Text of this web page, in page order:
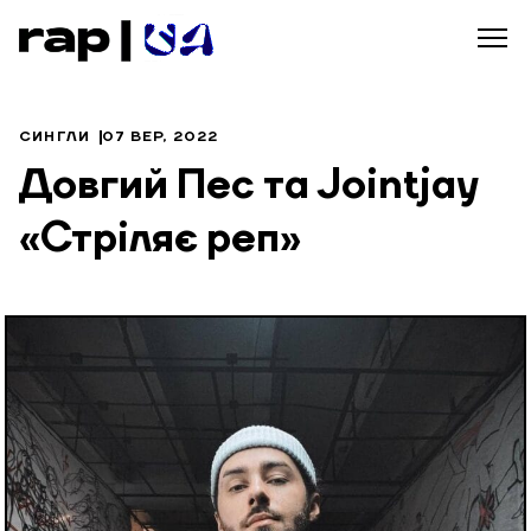
СИНГЛИ 07 ВЕР, 2022
Довгий Пес та Jointjay
«Стріляє реп»